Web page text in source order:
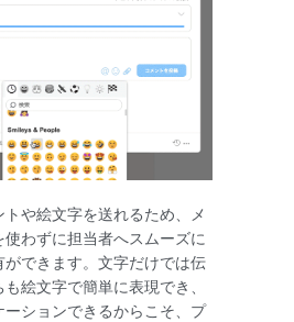
や絵文字を送れるため、メ
わずに担当者へスムーズに
できます。文字だけでは伝
絵文字で簡単に表現でき、
ションできるからこそ、プ